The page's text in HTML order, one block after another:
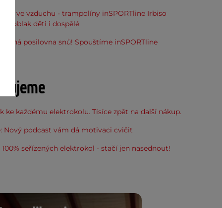
ve vzduchu - trampolíny inSPORTline Irbiso
do oblak děti i dospělé
posilovna snů! Spouštíme inSPORTline
ke každému elektrokolu. Tisíce zpět na další nákup.
Nový podcast vám dá motivaci cvičit
100% seřízených elektrokol - stačí jen nasednout!